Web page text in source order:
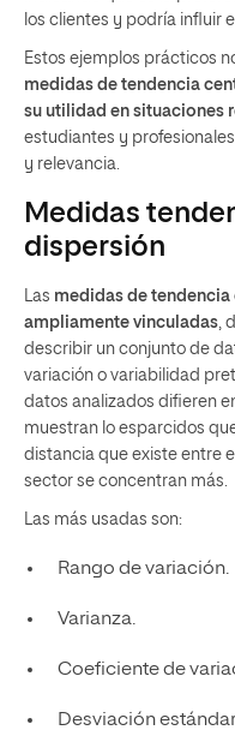
los clientes y podría influir
Estos ejemplos prácticos
medidas de tendencia
su utilidad en situaciones
estudiantes y
y relevancia.
Medidas
dispersión
Las medidas de
ampliamente vinculadas,
describir un conjunto de
variación o variabilidad
datos analizados difieren
muestran lo esparcidos
distancia que existe entre
sector se concentran más.
Las más usadas son:
Rango de variación.
Varianza.
Coeficiente de
Desviación